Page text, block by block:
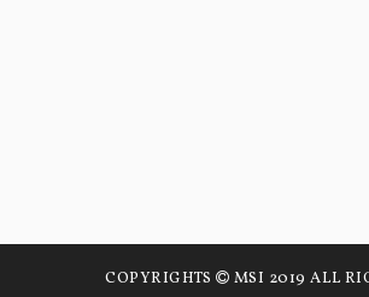
COPYRIGHTS MSI 2019 ALL